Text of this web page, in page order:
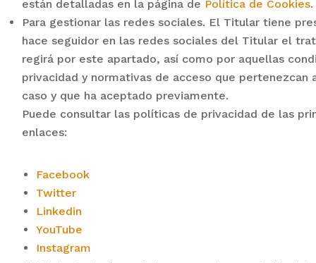
están detalladas en la página de Política de Cookies.
Para gestionar las redes sociales. El Titular tiene
hace seguidor en las redes sociales del Titular el
regirá por este apartado, así como por aquellas
privacidad y normativas de acceso que pertenezcan
caso y que ha aceptado previamente.
Puede consultar las políticas de privacidad de las
enlaces:
Facebook
Twitter
Linkedin
YouTube
Instagram